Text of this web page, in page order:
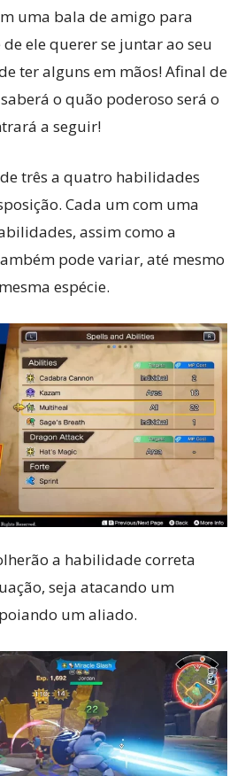
uma bala de amigo para
ele querer se juntar ao seu
ter alguns em mãos! Afinal de
o quão poderoso será o
a seguir!
três a quatro habilidades
Cada um com uma
assim como a
pode variar, até mesmo
espécie.
a habilidade correta
seja atacando um
um aliado.